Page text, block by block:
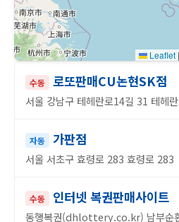
수동 로또판매CU논현SK점
서울 강남구 테헤란로14길 31 테헤
자동 가판점
서울 서초구 효령로 283 효령로 283
수동 인터넷 복권판매사이트
동행복권(dhlottery.co.kr) 남부순
Leaflet |